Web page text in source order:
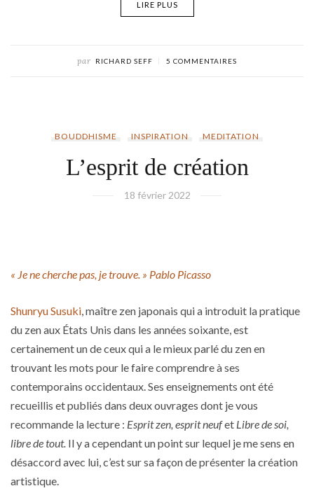
LIRE PLUS
par RICHARD SEFF 5 COMMENTAIRES
BOUDDHISME INSPIRATION MEDITATION
L’esprit de création
18 février 2022
« Je ne cherche pas, je trouve. » Pablo Picasso
Shunryu Susuki, maître zen japonais qui a introduit la pratique
du zen aux États Unis dans les années soixante, est
certainement un de ceux qui a le mieux parlé du zen en
trouvant les mots pour le faire comprendre à ses
contemporains occidentaux. Ses enseignements ont été
recueillis et publiés dans deux ouvrages dont je vous
recommande la lecture : Esprit zen, esprit neufet Libre de soi,
libre de tout. Il y a cependant un point sur lequel je me sens en
désaccord avec lui, c’est sur sa façon de présenter la création
artistique.